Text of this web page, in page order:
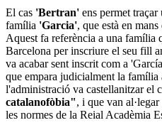
El cas 'Bertran' ens permet
família 'Garcia', que està en
Aquest fa referència a una família
Barcelona per inscriure el seu fill
va acabar sent inscrit com a
que empara judicialment la família
l'administració va castellanitzar el
catalanofòbia", i que van
les normes de la Reial Acadèmia